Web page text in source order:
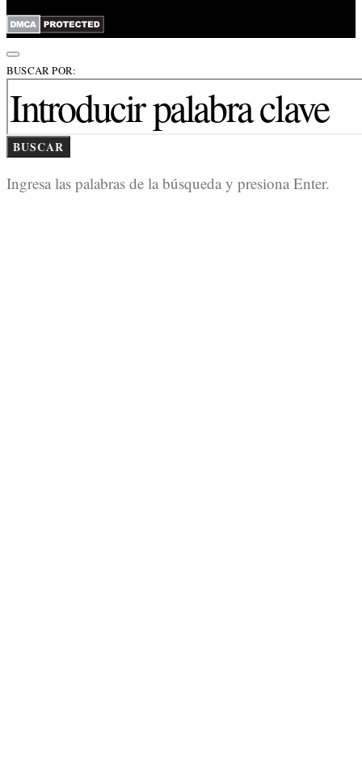
BUSCAR POR:
BUSCAR
Ingresa las palabras de la búsqueda y presiona Enter.